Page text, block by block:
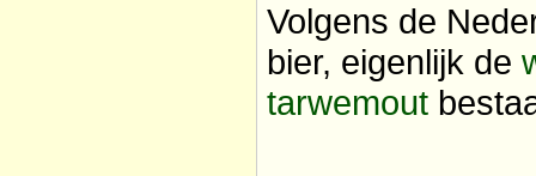
Volgens de
bier, eigenlijk de
tarwemout